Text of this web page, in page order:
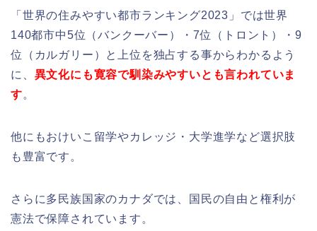
「世界の住みやすい都市ランキング2023」では世界
140都市中5位（バンクーバー）・7位（トロント）・9
位（カルガリー）と上位を独占する事からわかるよう
に、 異文化にも寛容で馴染みやすいとも言われていま
す。
他にもおけいこ留学やカレッジ・大学進学など選択肢
も豊富です。
さらに多民族国家のカナダでは、国民の自由と権利が
憲法で保障されています。